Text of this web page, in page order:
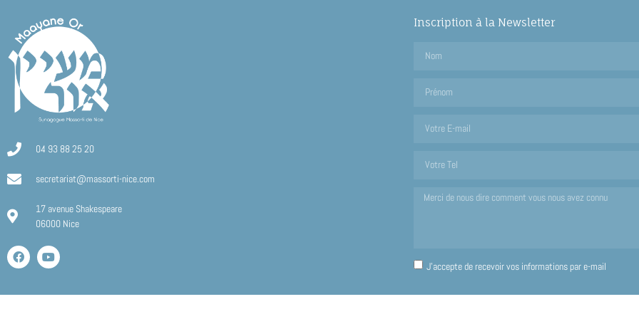
04 93 88 25 20
secretariat@massorti-nice.com
17 avenue Shakespeare
06000 Nice
Inscription à la Newsletter
J'accepte de recevoir vos informations par e-mail